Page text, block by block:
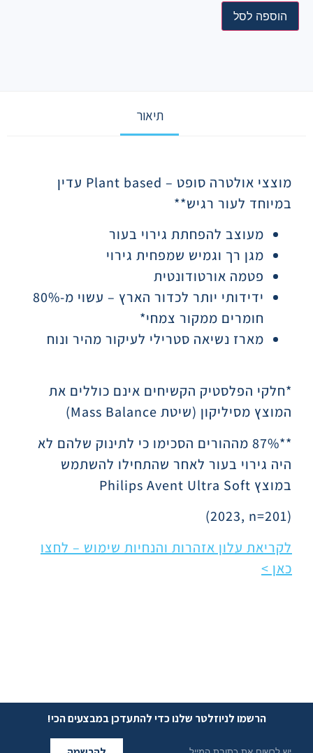
הוספה לסל
תיאור
מוצצי אולטרה סופט Plant based – עדין
במיוחד לעור רגיש**
מעוצב להפחתת גירוי בעור
מגן רך וגמיש שמפחית גירוי
פטמה אורטודונטית
ידידותי יותר לכדור הארץ – עשוי מ-80%
חומרים ממקור צמחי*
מארז נשיאה סטרילי לעיקור מהיר ונוח
*חלקי הפלסטיק הקשיחים אינם כוללים את
המוצץ מסיליקון (שיטת Mass Balance
)
**87% מההורים הסכימו כי לתינוק שלהם לא
היה גירוי בעור לאחר שהתחילו להשתמש
במוצץ Philips Avent Ultra Soft
(2023, n=201)
לקריאת עלון אזהרות והנחיות שימוש – לחצו
כאן >
הרשמו לניוזלטר שלנו כדי להתעדכן במבצעים הכי!